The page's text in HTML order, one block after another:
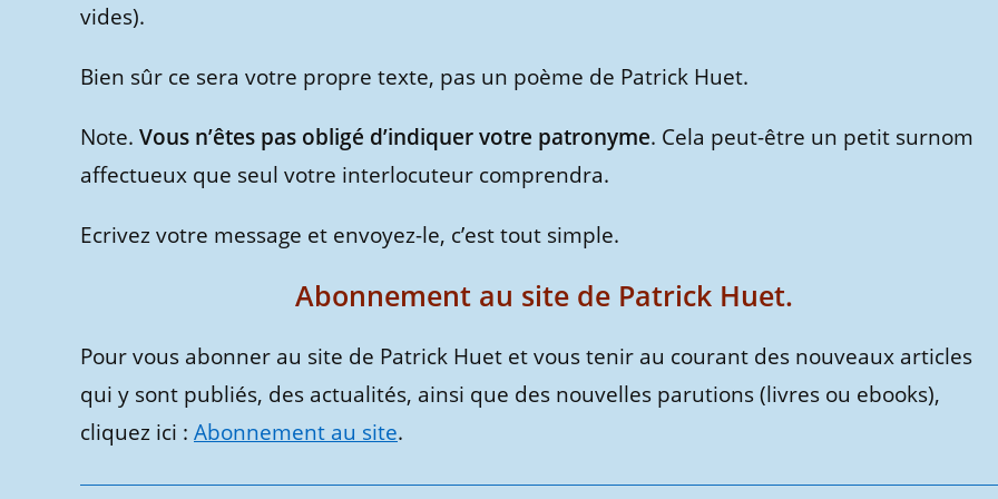
vides).
Bien sûr ce sera votre propre texte, pas un poème de Patrick Huet.
Note. Vous n’êtes pas obligé d’indiquer votre patronyme. Cela peut-être un petit surnom
affectueux que seul votre interlocuteur comprendra.
Ecrivez votre message et envoyez-le, c’est tout simple.
Abonnement au site de Patrick Huet.
Pour vous abonner au site de Patrick Huet et vous tenir au courant des nouveaux articles
qui y sont publiés, des actualités, ainsi que des nouvelles parutions (livres ou ebooks),
cliquez ici : Abonnement au site.